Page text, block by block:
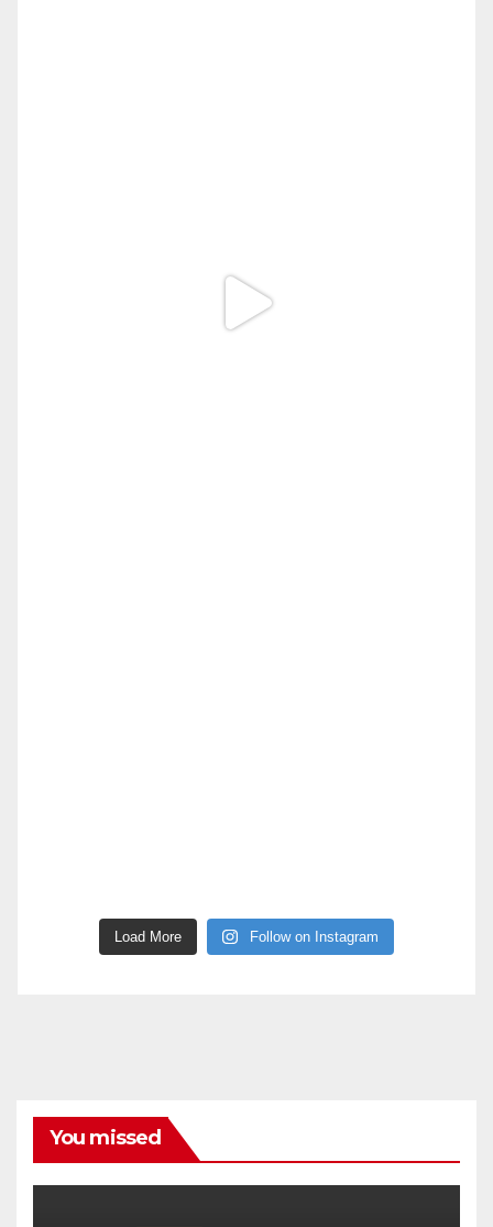
Load More Follow on Instagram
You missed